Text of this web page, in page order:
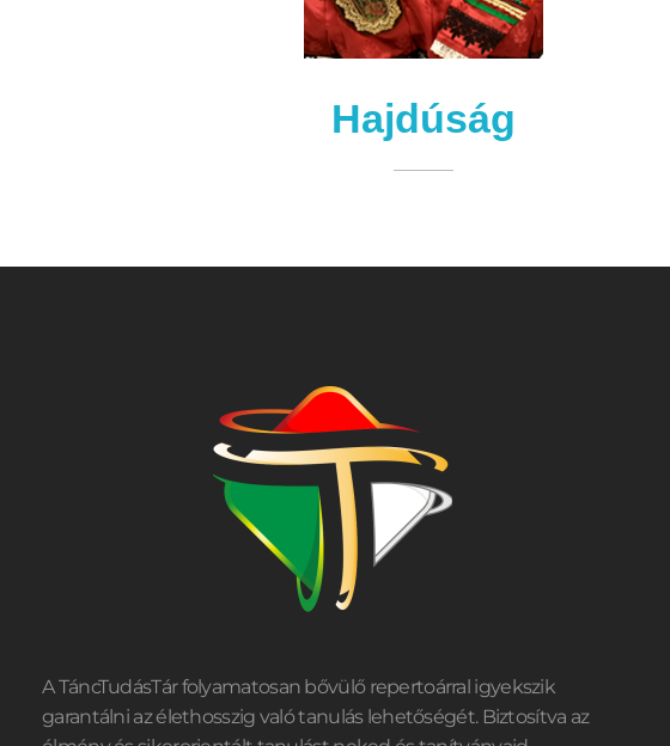
Hajdúság
A TáncTudásTár folyamatosan bővülő repertoárral igyekszik
garantálni az élethosszig való tanulás lehetőségét. Biztosítva az